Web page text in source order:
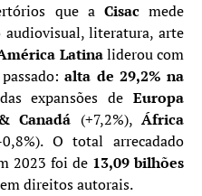
que a Cisacmede
literatura, arte
Latinaliderou com
alta de 29,2% na
expansões de Europa
Canadá (+7,2%),África
O total arrecadado
2023 foi de 13,09 bilhões
direitos autorais.